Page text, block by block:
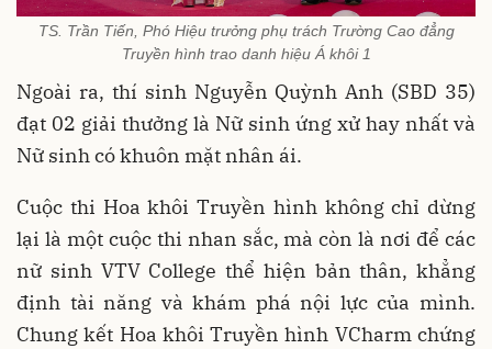
TS. Trần Tiến, Phó Hiệu trưởng phụ trách Trường Cao đẳng
Truyền hình trao danh hiệu Á khôi 1
Ngoài ra, thí sinh Nguyễn Quỳnh Anh (SBD 35)
đạt 02 giải thưởng là Nữ sinh ứng xử hay nhất và
Nữ sinh có khuôn mặt nhân ái.
Cuộc thi Hoa khôi Truyền hình không chỉ dừng
lại là một cuộc thi nhan sắc, mà còn là nơi để các
nữ sinh VTV College thể hiện bản thân, khẳng
định tài năng và khám phá nội lực của mình.
Chung kết Hoa khôi Truyền hình VCharm chứng